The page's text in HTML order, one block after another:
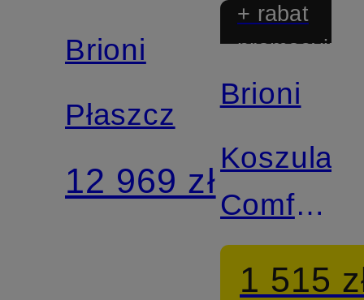
Brioni
Płaszcz
12 969 zł
+ rabat
promocyjny
Brioni
Koszula
Comfort
Fit
1 515